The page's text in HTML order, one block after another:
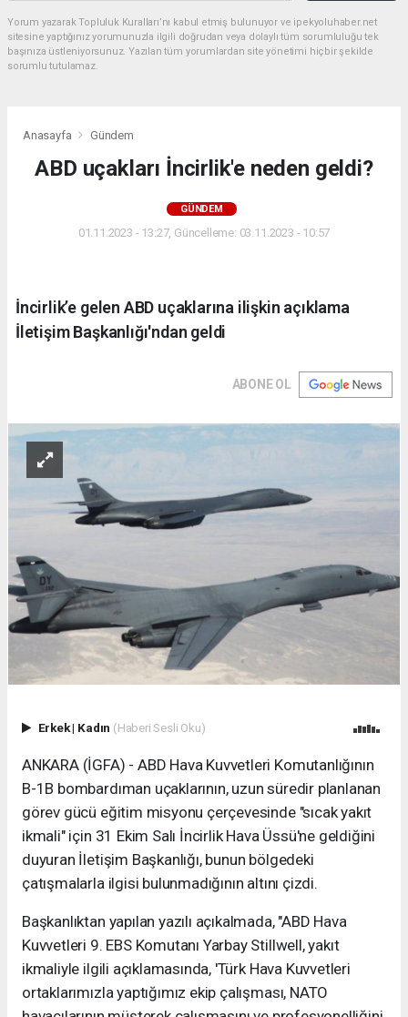
Yorum yazarak Topluluk Kuralları’nı kabul etmiş bulunuyor ve ipekyoluhaber.net
sitesine yaptığınız yorumunuzla ilgili doğrudan veya dolaylı tüm sorumluluğu tek
başınıza üstleniyorsunuz. Yazılan tüm yorumlardan site yönetimi hiçbir şekilde
sorumlu tutulamaz.
Anasayfa Gündem
ABD uçakları İncirlik'e neden geldi?
GÜNDEM
01.11.2023 - 13:27, Güncelleme: 03.11.2023 - 10:57
İncirlik’e gelen ABD uçaklarına ilişkin açıklama
İletişim Başkanlığı'ndan geldi
ABONE OL
Erkek| Kadın (Haberi Sesli Oku)
ANKARA (İGFA) - ABD Hava Kuvvetleri Komutanlığının
B-1B bombardıman uçaklarının, uzun süredir planlanan
görev gücü eğitim misyonu çerçevesinde "sıcak yakıt
ikmali" için 31 Ekim Salı İncirlik Hava Üssü'ne geldiğini
duyuran İletişim Başkanlığı, bunun bölgedeki
çatışmalarla ilgisi bulunmadığının altını çizdi.
Başkanlıktan yapılan yazılı açıkalmada, "ABD Hava
Kuvvetleri 9. EBS Komutanı Yarbay Stillwell, yakıt
ikmaliyle ilgili açıklamasında, 'Türk Hava Kuvvetleri
ortaklarımızla yaptığımız ekip çalışması, NATO